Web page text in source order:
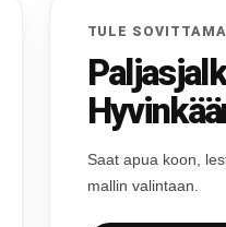
TULE
Saat apua koon,
mallin valintaan.